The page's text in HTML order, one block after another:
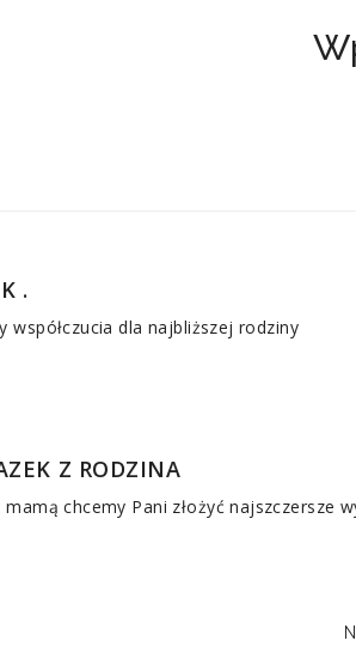
.
współczucia dla najbliższej rodziny
Z RODZINA
chcemy Pani złożyć najszczersze